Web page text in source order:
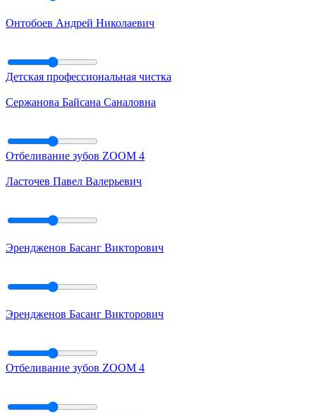
Онтобоев Андрей Николаевич
Детская профессиональная чистка
Сержанова Байсана Саналовна
Отбеливание зубов ZOOM 4
Ласточев Павел Валерьевич
Эрендженов Басанг Викторович
Эрендженов Басанг Викторович
Отбеливание зубов ZOOM 4